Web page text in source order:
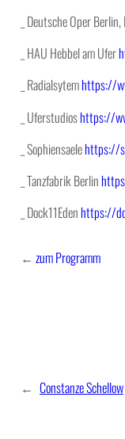
_ Deutsche Oper
_ HAU Hebbel am Ufer
_ Radialsytemhttps://
_ Uferstudioshttps://
_ Sophiensaelehttps://
_ Tanzfabrik Berlin
_ Dock11Eden https://
← zum Programm
← Constanze Schellow